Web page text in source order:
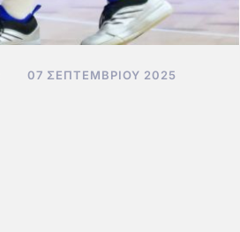
07 ΣΕΠΤΕΜΒΡΊΟΥ 2025